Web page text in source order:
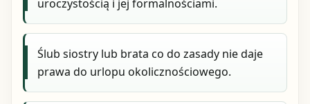
uroczystością i jej formalnościami.
Ślub siostry lub brata co do zasady nie daje
prawa do urlopu okolicznościowego.